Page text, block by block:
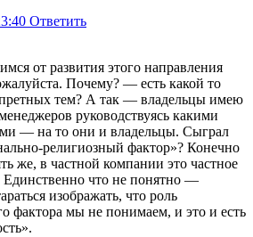
Ответить
от развития этого направления
Почему? — есть какой то
тем? А так — владельцы имею
руководствуясь какими
— на то они и владельцы. Сыграл
религиозный фактор»? Конечно
же, в частной компании это частное
Единственно что не понятно —
изображать, что роль
фактора мы не понимаем, и это и есть